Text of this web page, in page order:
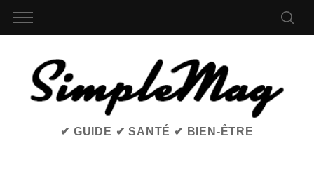
✔ GUIDE ✔ SANTÉ ✔ BIEN-ÊTRE